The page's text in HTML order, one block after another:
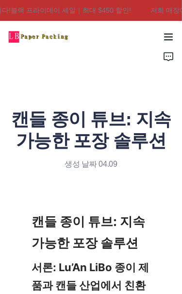
블랙 프라이데이 세일｜최대 $450 할인!
저희 매장
저희 매장에 오신 것을
이데이 세일｜최대
캔들 종이 튜브: 지속
가능한 포장 솔루션
생성 날짜 04.09
캔들 종이 튜브: 지속
서론: Lu’An LiBo 종이 제
품과 캔들 산업에서 친환
집
문의하기